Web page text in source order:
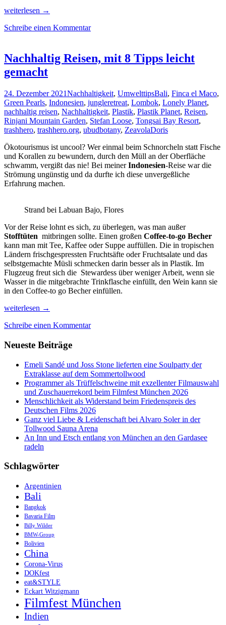
Mit
Tips
plastikfrei
einkaufen,
jetzt!
weiterlesen →
Schreibe einen Kommentar
Nachhaltig Reisen, mit 8 Tipps leicht
gemacht
24. Dezember 2021Nachhaltigkeit, UmwelttipsBali, Finca el Maco,
Green Pearls, Indonesien, jungleretreat, Lombok, Lonely Planet,
nachhaltig reisen, Nachhaltigkeit, Plastik, Plastik Planet, Reisen,
Rinjani Mountain Garden, Stefan Loose, Tongsai Bay Resort,
trashhero, trashhero.org, ubudbotany, ZeavolaDoris
Ökotourismus ist uncool? Wer einmal beim Schnorcheln statt Fische
und Korallen zu bewundern, durch den Müll an der Oberfläche
schwamm, vergißt das nie! Bei meinerIndonesien-Reise war die
Strömung ungünstig und da durfte ich diese unvergeßliche
Erfahrung machen.
Strand bei Labuan Bajo, Flores
Vor der Reise lohnt es sich, zu überlegen, was man außer
Stofftüten mitbringen sollte. Einen großen Coffee-to-go Becher
kann man mit Tee, Kaffee oder Suppe auffüllen. Die in tropischen
Ländern frischgespressten Fruchtsäfte oder Fruchtsalate und das
selbstgemachte Müsli schmecken darin besser als in Plastik. Im
Flugzeug freut sich die Stewardess über weniger Arbeit, wenn sie
Wasser in die mitgebrachte Trinkflasche einfüllt, den Wein kann sie
in den Coffee-to go Becher einfüllen.
Nachhaltig
mit
Tipps
gemacht
weiterlesen →
Schreibe einen Kommentar
Neueste Beiträge
Emeli Sandé und Joss Stone lieferten eine Soulparty der
Extraklasse auf dem Sommertollwood
Programmer als Trüffelschweine mit exzellenter Filmauswahl
und Zuschauerrekord beim Filmfest München 2026
Menschlichkeit als Widerstand beim Friedenspreis des
Deutschen Films 2026
Ganz viel Liebe & Leidenschaft bei Alvaro Soler in der
Tollwood Sauna Arena
An Inn und Etsch entlang von München an den Gardasee
radeln
Schlagwörter
Argentinien
Bali
Bangkok
Bavaria Film
Billy Wilder
BMW-Group
Bolivien
China
Corona-Virus
DOKfest
eat&STYLE
Eckart Witzigmann
Filmfest München
Indien